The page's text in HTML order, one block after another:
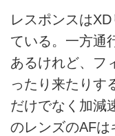
レスポンスは
ている。一方通
あるけれど、フ
ったり来たりす
だけでなく加減
のレンズのAFは